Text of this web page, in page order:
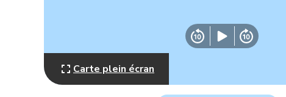
Carte plein écran